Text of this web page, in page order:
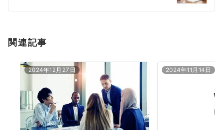
ン
関連記事
2024年12月27日 2024年11月14日